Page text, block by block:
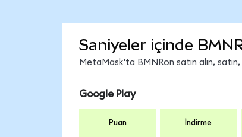
Saniyeler içinde
MetaMask'ta BMNRon satın alın,
Google Play
Puan İndirme